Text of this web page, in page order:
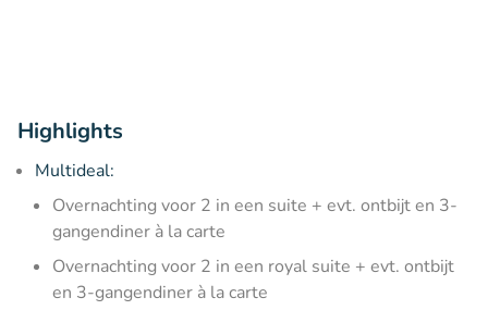
Highlights
Multideal:
Overnachting voor 2 in een suite + evt. ontbijt en 3-
gangendiner à la carte
Overnachting voor 2 in een royal suite + evt. ontbijt
en 3-gangendiner à la carte